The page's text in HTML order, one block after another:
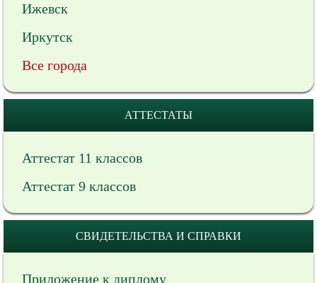
Ижевск
Иркутск
Все города
АТТЕСТАТЫ
Аттестат 11 классов
Аттестат 9 классов
СВИДЕТЕЛЬСТВА И СПРАВКИ
Приложение к диплому